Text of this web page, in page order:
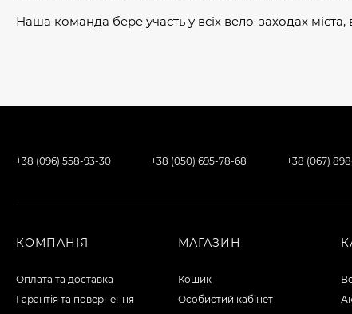
Наша команда бере участь у всіх вело-заходах
+38 (096) 558-93-30 +38 (050) 695-78-68 +38 (067)
КОМПАНІЯ
Оплата та доставка
Гарантія та повернення
МАГАЗИН
Кошик
Особистий кабінет